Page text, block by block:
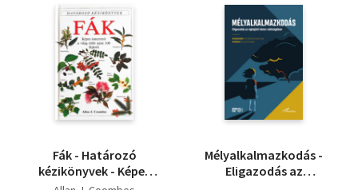
Fák - Határozó
kézikönyvek - Képes
ismertető a világ több
Mélyalkalmazkodás -
Eligazodás az